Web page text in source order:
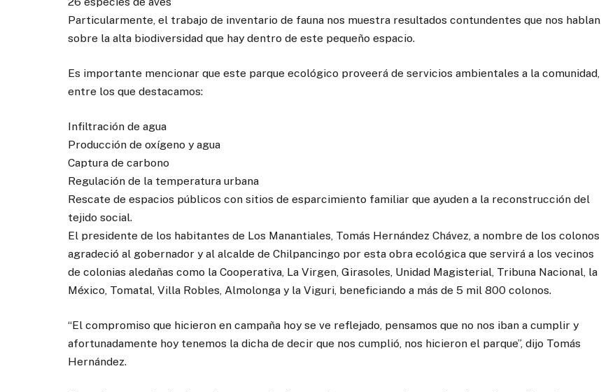
Particularmente, el trabajo de inventario de fauna nos muestra resultados contundentes que nos hablan
sobre la alta biodiversidad que hay dentro de este pequeño espacio.
Es importante mencionar que este parque ecológico proveerá de servicios ambientales a la comunidad,
entre los que destacamos:
Infiltración de agua
Producción de oxígeno y agua
Captura de carbono
Regulación de la temperatura urbana
Rescate de espacios públicos con sitios de esparcimiento familiar que ayuden a la reconstrucción del
tejido social.
El presidente de los habitantes de Los Manantiales, Tomás Hernández Chávez, a nombre de los colonos
agradeció al gobernador y al alcalde de Chilpancingo por esta obra ecológica que servirá a los vecinos
de colonias aledañas como la Cooperativa, La Virgen, Girasoles, Unidad Magisterial, Tribuna Nacional, la
México, Tomatal, Villa Robles, Almolonga y la Viguri, beneficiando a más de 5 mil 800 colonos.
“El compromiso que hicieron en campaña hoy se ve reflejado, pensamos que no nos iban a cumplir y
afortunadamente hoy tenemos la dicha de decir que nos cumplió, nos hicieron el parque”, dijo Tomás
Hernández.